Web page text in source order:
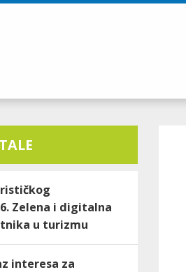
Zelena i digitalna
u turizmu
interesa za